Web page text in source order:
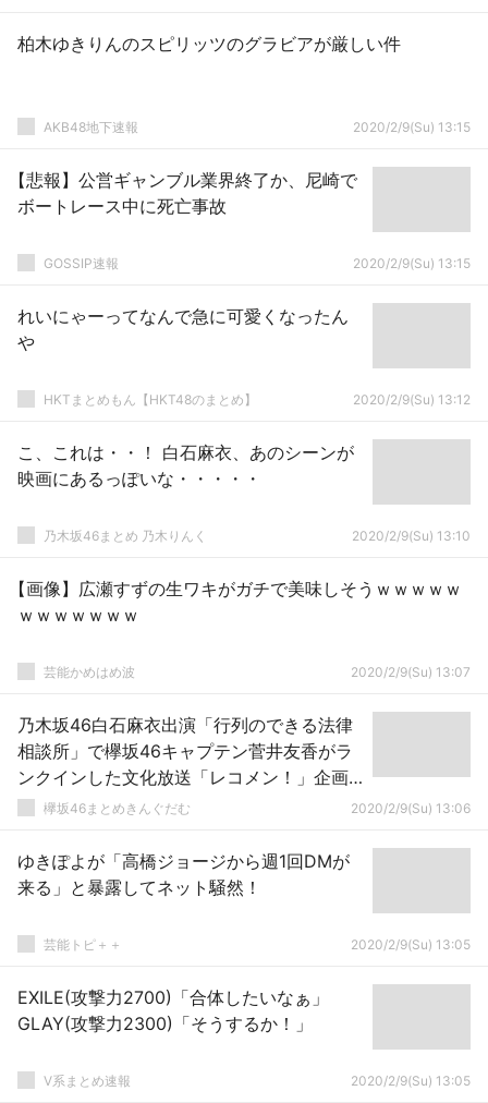
柏木ゆきりんのスピリッツのグラビアが厳しい件
AKB48地下速報 2020/2/9(Su) 13:15
【悲報】公営ギャンブル業界終了か、尼崎で
ボートレース中に死亡事故
GOSSIP速報 2020/2/9(Su) 13:15
れいにゃーってなんで急に可愛くなったん
や
HKTまとめもん【HKT48のまとめ】 2020/2/9(Su) 13:12
こ、これは・・！ 白石麻衣、あのシーンが
映画にあるっぽいな・・・・・
乃木坂46まとめ 乃木りんく 2020/2/9(Su) 13:10
【画像】広瀬すずの生ワキがガチで美味しそうｗｗｗｗｗ
ｗｗｗｗｗｗｗ
芸能かめはめ波 2020/2/9(Su) 13:07
乃木坂46白石麻衣出演「行列のできる法律
相談所」で欅坂46キャプテン菅井友香がラ
ンクインした文化放送「レコメン！」企画
『アイドル顔だけ総選挙』TOP3が紹介され
欅坂46まとめきんぐだむ 2020/2/9(Su) 13:06
ゆきぽよが「高橋ジョージから週1回DMが
来る」と暴露してネット騒然！
芸能トピ＋＋ 2020/2/9(Su) 13:05
EXILE(攻撃力2700)「合体したいなぁ」
GLAY(攻撃力2300)「そうするか！」
V系まとめ速報 2020/2/9(Su) 13:05